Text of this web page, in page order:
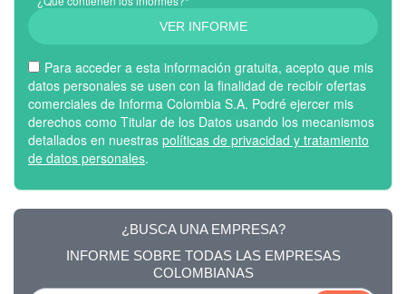
VER INFORME
Para acceder a esta información gratuita, acepto que mis
datos personales se usen con la finalidad de recibir ofertas
comerciales de Informa Colombia S.A. Podré ejercer mis
derechos como Titular de los Datos usando los mecanismos
detallados en nuestras políticas de privacidad y tratamiento
de datos personales.
¿BUSCA UNA EMPRESA?
INFORME SOBRE TODAS LAS EMPRESAS
COLOMBIANAS